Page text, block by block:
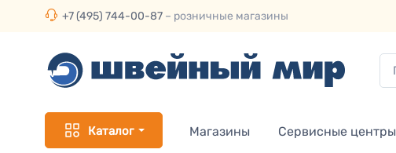
+7 (495) 744-00-87 – розничные магазины
Каталог Магазины Сервисные центры